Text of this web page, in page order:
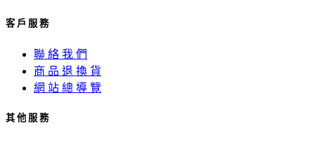
客 戶 服 務
聯 絡 我 們
商 品 退 換 貨
網 站 總 導 覽
其 他 服 務